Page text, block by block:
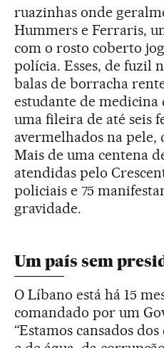
ruazinhas onde
Hummers e Ferraris,
com o rosto coberto
polícia. Esses, de fuzil
balas de borracha
estudante de medicina
uma fileira de até seis
avermelhados na pele,
Mais de uma centena
atendidas pelo
policiais e 75
gravidade.
Um país sem
O Líbano está há 15
comandado por um
“Estamos cansados